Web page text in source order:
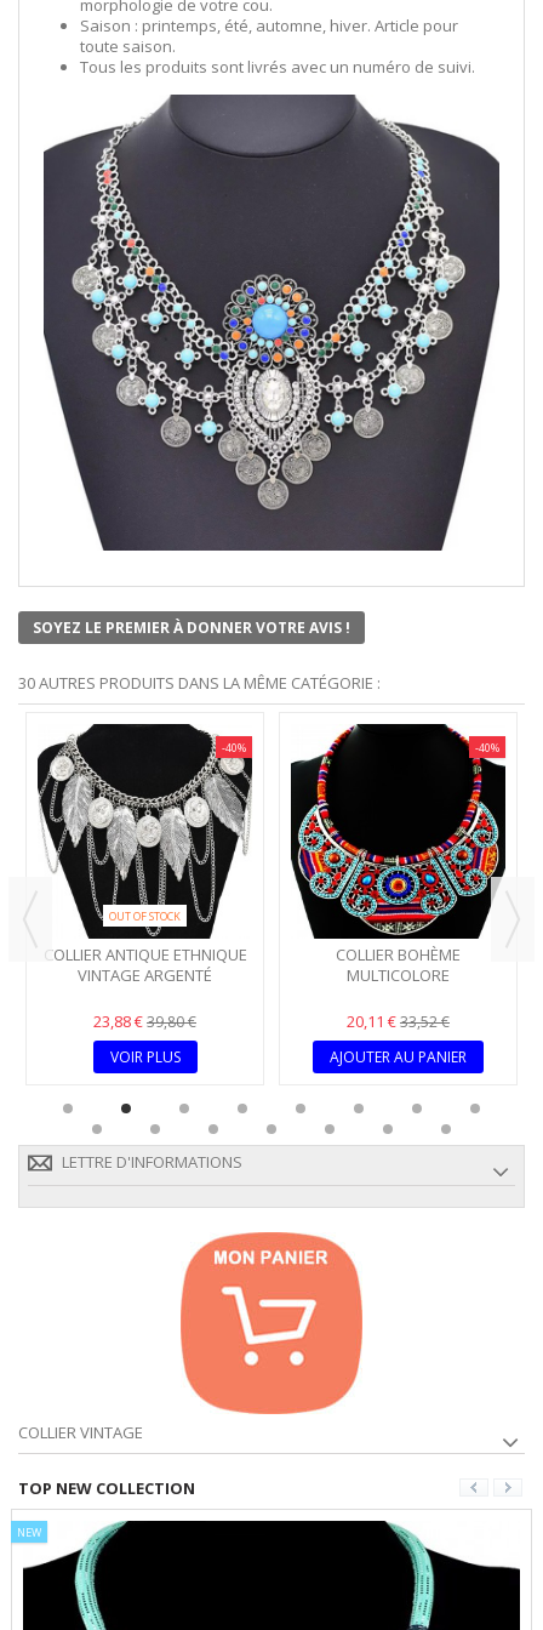
morphologie de votre cou.
Saison : printemps, été, automne, hiver. Article pour
toute saison.
Tous les produits sont livrés avec un numéro de suivi.
SOYEZ LE PREMIER À DONNER VOTRE AVIS !
30 AUTRES PRODUITS DANS LA MÊME CATÉGORIE :
-40%
OUT OF STOCK
COLLIER ANTIQUE ETHNIQUE
VINTAGE ARGENTÉ
23,88 €39,80 €
VOIR PLUS
-40%
COLLIER BOHÈME
MULTICOLORE
20,11 €33,52 €
AJOUTER AU PANIER
LETTRE D'INFORMATIONS
COLLIER VINTAGE
TOP NEW COLLECTION
NEW